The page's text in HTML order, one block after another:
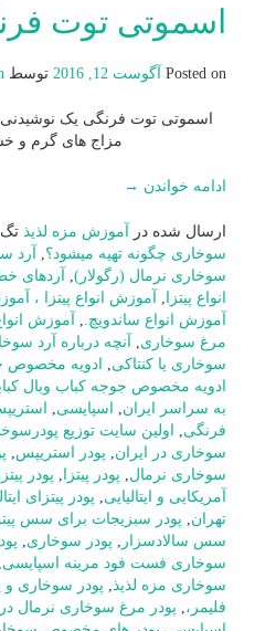
اسموتی توت
Posted on آگوست 12, 2016 توسط
اسموتی توت فرنگی یک
مزاج های گرم و
ادامه خواندن →
ارسال شده در آموزش مزه لذیذ
سوخاری چگونه تهیه میشود؟, آرد
سوخاری نرمال (رگولار), آردهای
انواع پیتزا ,
آموزش انواع پیتزا ،
آموزش انواع ساندویچ., آموزش
مرغ سوخاری, آنچه درباره آرد
سوخاری یا کنتاکی, ادویه مخصوص
ادویه مخصوص جوجه کباب وبال
به سراسر ایران, اسپایسی,
فرنگی, اولین سایت توزیع
سوخاری در ایران, پودر استریپس,
سوخاری نرمال, پودر پیتزا , پودر
آمریکایی و ایتالیایی, پودر پیتزای
تهران, پودر سبزیجات برای سس
سس سالادسزار , پودر سوخاری,
سوخاری فست فود مرینه اسپایسی,
سوخاری مزه لذیذ, پودر سوخاری و
فلیمر،, پودر مرغ سوخاری نرمال